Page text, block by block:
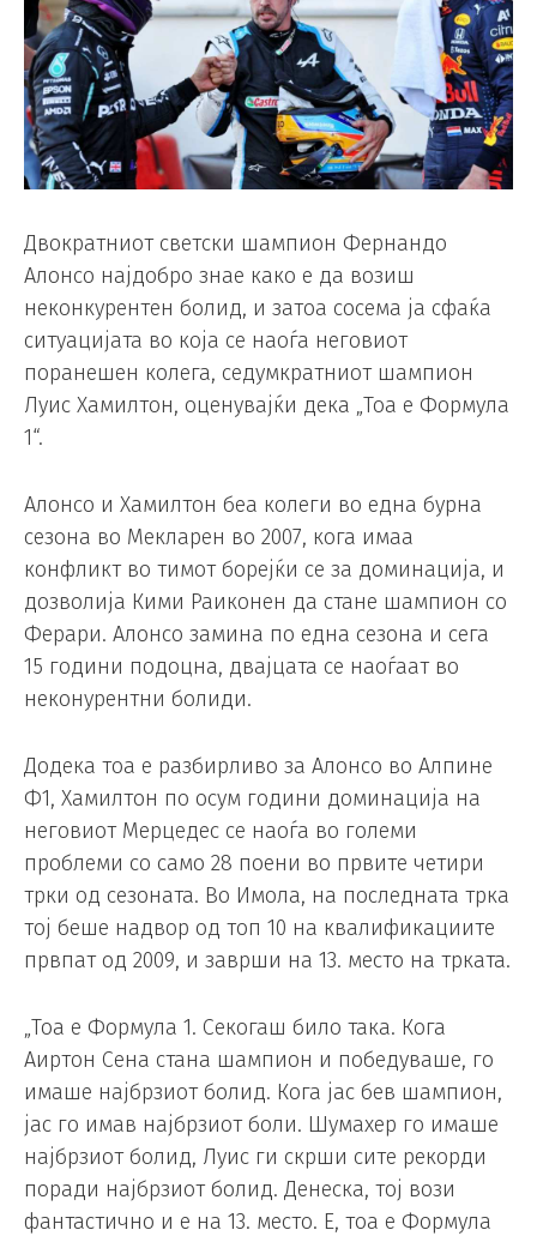
Двократниот светски шампион Фернандо
Алонсо најдобро знае како е да возиш
неконкурентен болид, и затоа сосема ја сфаќа
ситуацијата во која се наоѓа неговиот
поранешен колега, седумкратниот шампион
Луис Хамилтон, оценувајќи дека „Тоа е Формула
1“.
Алонсо и Хамилтон беа колеги во една бурна
сезона во Мекларен во 2007, кога имаа
конфликт во тимот борејќи се за доминација, и
дозволија Кими Раиконен да стане шампион со
Ферари. Алонсо замина по една сезона и сега
15 години подоцна, двајцата се наоѓаат во
неконурентни болиди.
Додека тоа е разбирливо за Алонсо во Алпине
Ф1, Хамилтон по осум години доминација на
неговиот Мерцедес се наоѓа во големи
проблеми со само 28 поени во првите четири
трки од сезоната. Во Имола, на последната трка
тој беше надвор од топ 10 на квалификациите
првпат од 2009, и заврши на 13. место на трката.
„Тоа е Формула 1. Секогаш било така. Кога
Аиртон Сена стана шампион и победуваше, го
имаше најбрзиот болид. Кога јас бев шампион,
јас го имав најбрзиот боли. Шумахер го имаше
најбрзиот болид, Луис ги скрши сите рекорди
поради најбрзиот болид. Денеска, тој вози
фантастично и е на 13. место. Е, тоа е Формула